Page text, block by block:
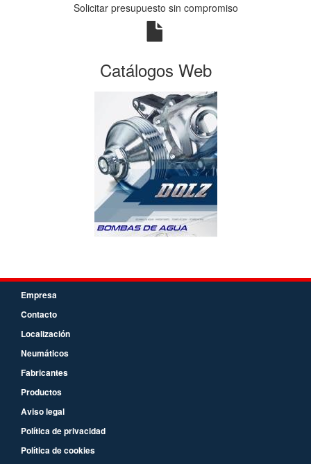
Solicitar presupuesto sin compromiso
Catálogos Web
Empresa
Contacto
Localización
Neumáticos
Fabricantes
Productos
Aviso legal
Política de privacidad
Política de cookies